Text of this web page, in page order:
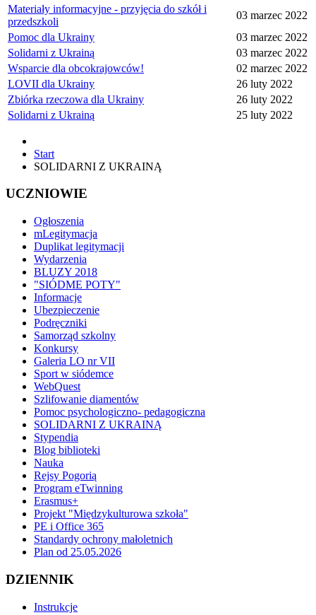
Materiały informacyjne - przyjęcia do szkół i
przedszkoli
03 marzec 2022
Pomoc dla Ukrainy
03 marzec 2022
Solidarni z Ukrainą
03 marzec 2022
Wsparcie dla obcokrajowców!
02 marzec 2022
LOVII dla Ukrainy
26 luty 2022
Zbiórka rzeczowa dla Ukrainy
26 luty 2022
Solidarni z Ukrainą
25 luty 2022
Start
SOLIDARNI Z UKRAINĄ
UCZNIOWIE
Ogłoszenia
mLegitymacja
Duplikat legitymacji
Wydarzenia
BLUZY 2018
"SIÓDME POTY"
Informacje
Ubezpieczenie
Podręczniki
Samorząd szkolny
Konkursy
Galeria LO nr VII
Sport w siódemce
WebQuest
Szlifowanie diamentów
Pomoc psychologiczno- pedagogiczna
SOLIDARNI Z UKRAINĄ
Stypendia
Blog biblioteki
Nauka
Rejsy Pogorią
Program eTwinning
Erasmus+
Projekt "Międzykulturowa szkoła"
PE i Office 365
Standardy ochrony małoletnich
Plan od 25.05.2026
DZIENNIK
Instrukcje